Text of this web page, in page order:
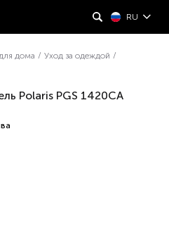
RU
дома / Уход за одеждой /
Polaris PGS 1420CA